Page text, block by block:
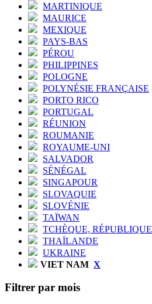
MARTINIQUE
MAURICE
MEXIQUE
PAYS-BAS
PÉROU
PHILIPPINES
POLOGNE
POLYNÉSIE FRANÇAISE
PORTO RICO
PORTUGAL
RÉUNION
ROUMANIE
ROYAUME-UNI
SALVADOR
SÉNÉGAL
SINGAPOUR
SLOVAQUIE
SLOVÉNIE
TAÏWAN
TCHÈQUE, RÉPUBLIQUE
THAÏLANDE
UKRAINE
VIET NAM X
Filtrer par mois